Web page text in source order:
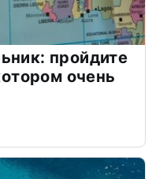
пройдите
очень